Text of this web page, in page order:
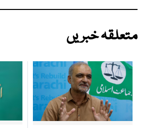
متعلقہ خبریں